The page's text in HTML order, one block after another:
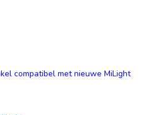
compatibel met nieuwe MiLight